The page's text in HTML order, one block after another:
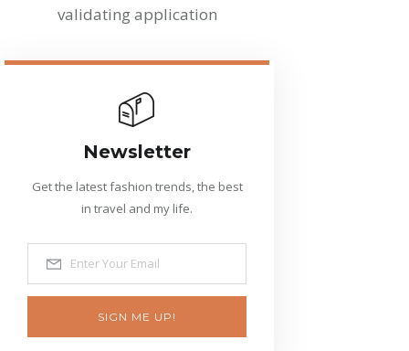
validating application
Newsletter
Get the latest fashion trends, the best
in travel and my life.
SIGN ME UP!